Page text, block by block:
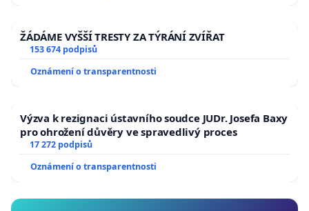
ŽÁDÁME VYŠŠÍ TRESTY ZA TÝRÁNÍ ZVÍŘAT
153 674 podpisů
Oznámení o transparentnosti
Výzva k rezignaci ústavního soudce JUDr. Josefa Baxy
pro ohrožení důvěry ve spravedlivý proces
17 272 podpisů
Oznámení o transparentnosti